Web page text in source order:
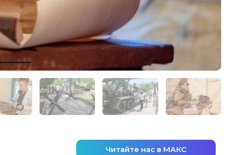
Читайте нас в МАКС